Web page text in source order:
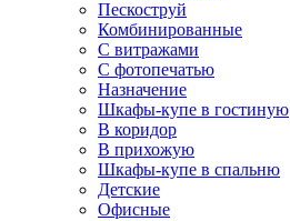
Пескоструй
Комбинированные
С витражами
С фотопечатью
Назначение
Шкафы-купе в гостиную
В коридор
В прихожую
Шкафы-купе в спальню
Детские
Офисные